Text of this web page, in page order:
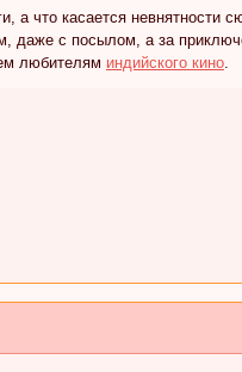
что касается невнятности
даже с посылом, а за
любителям индийского кино.